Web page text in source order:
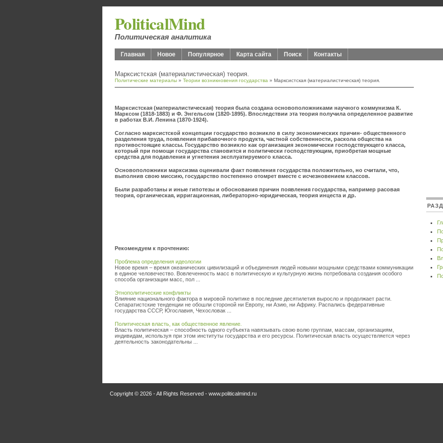
PoliticalMind
Политическая аналитика
Главная Новое Популярное Карта сайта Поиск Контакты
Марксистская (материалистическая) теория.
Политические материалы » Теории возникновения государства » Марксистская (материалистическая) теория.
Марксистская (материалистическая) теория была создана основоположниками научного коммунизма К.
Марксом (1818-1883) и Ф. Энгельсом (1820-1895). Впоследствии эта теория получила определенное развитие
в работах В.И. Ленина (1870-1924).
Согласно марксистской концепции государство возникло в силу экономических причин- общественного
разделения труда, появления прибавочного продукта, частной собственности, раскола общества на
противостоящие классы. Государство возникло как организация экономически господствующего класса,
который при помощи государства становится и политически господствующим, приобретая мощные
средства для подавления и угнетения эксплуатируемого класса.
Основоположники марксизма оценивали факт появления государства положительно, но считали, что,
выполнив свою миссию, государство постепенно отомрет вместе с исчезновением классов.
Были разработаны и иные гипотезы и обоснования причин появления государства, например расовая
теория, органическая, ирригационная, либераторно-юридическая, теория инцеста и др.
Рекомендуем к прочтению:
Проблема определения идеологии
Новое время – время океанических цивилизаций и объединения людей новыми мощными средствами коммуникации
в единое человечество. Вовлеченность масс в политическую и культурную жизнь потребовала создания особого
способа организации масс, пол ...
Этнополитические конфликты
Влияние национального фактора в мировой политике в последние десятилетия выросло и продолжает расти.
Сепаратистские тенденции не обошли стороной ни Европу, ни Азию, ни Африку. Распались федеративные
государства СССР, Югославия, Чехословак ...
Политическая власть, как общественное явление.
Власть политическая – способность одного субъекта навязывать свою волю группам, массам, организациям,
индивидам, используя при этом институты государства и его ресурсы. Политическая власть осуществляется через
деятельность законодательны ...
Copyright © 2026 - All Rights Reserved - www.politicalmind.ru